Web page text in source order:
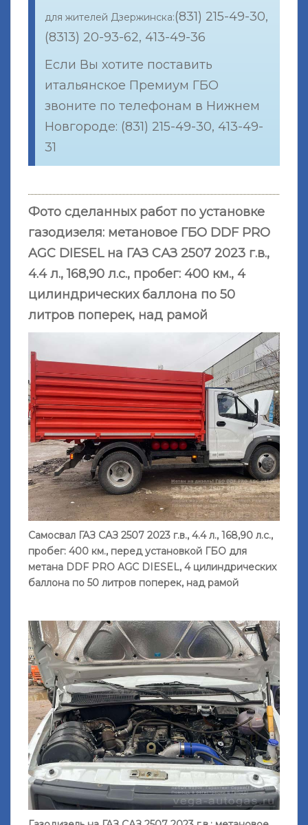
для жителей Дзержинска:(831) 215-49-30,
(8313) 20-93-62, 413-49-36
Если Вы хотите поставить
итальянское Премиум ГБО
звоните по телефонам в Нижнем
Новгороде: (831) 215-49-30, 413-49-
31
Фото сделанных работ по установке
газодизеля: метановое ГБО DDF PRO
AGС DIESEL на ГАЗ САЗ 2507 2023 г.в.,
4.4 л., 168,90 л.с., пробег: 400 км., 4
цилиндрических баллона по 50
литров поперек, над рамой
Самосвал ГАЗ САЗ 2507 2023 г.в., 4.4 л., 168,90 л.с.,
пробег: 400 км., перед установкой ГБО для
метана DDF PRO AGС DIESEL, 4 цилиндрических
баллона по 50 литров поперек, над рамой